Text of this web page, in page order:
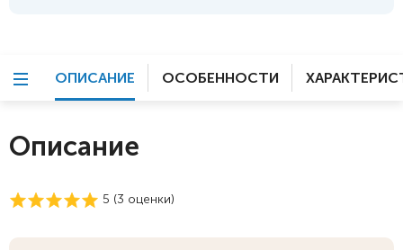
ОПИСАНИЕ ОСОБЕННОСТИ
Описание
5 (3 оценки)